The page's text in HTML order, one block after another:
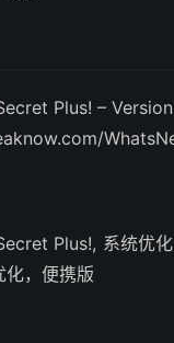
Plus! –
Plus!, 系统优
化，便携版